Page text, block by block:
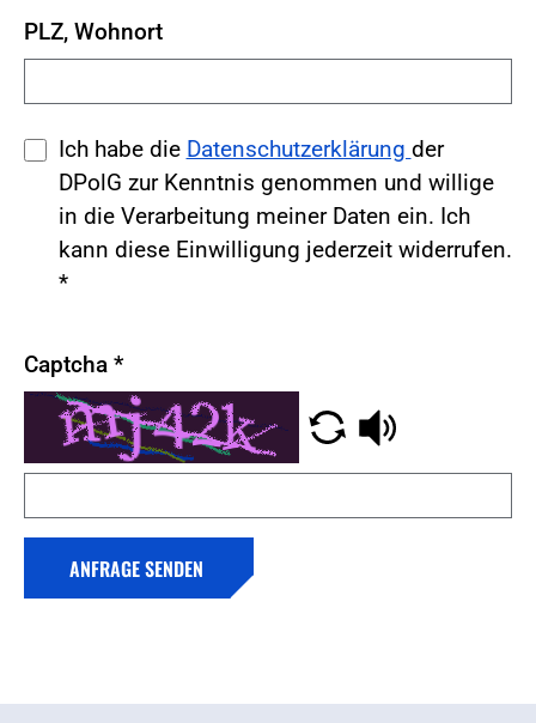
PLZ, Wohnort
Ich habe die Datenschutzerklärung der
DPolG zur Kenntnis genommen und willige
in die Verarbeitung meiner Daten ein. Ich
kann diese Einwilligung jederzeit widerrufen.
*
Captcha *
ANFRAGE SENDEN